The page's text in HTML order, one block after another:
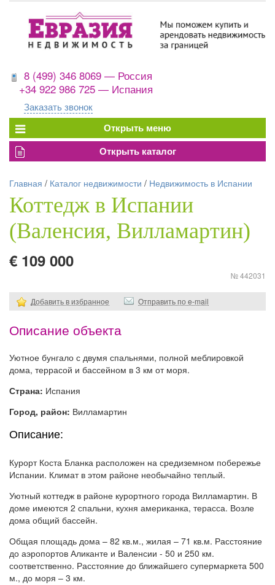
8 (499) 346 8069 — Россия
+34 922 986 725 — Испания
Заказать звонок
Главная / Каталог недвижимости / Недвижимость в Испании
Коттедж в Испании
(Валенсия, Вилламартин)
€ 109 000
№ 442031
Добавить в избранное Отправить по e-mail
Описание объекта
Уютное бунгало с двумя спальнями, полной меблировкой
дома, террасой и бассейном в 3 км от моря.
Страна: Испания
Город, район: Вилламартин
Описание:
Курорт Коста Бланка расположен на средиземном побережье
Испании. Климат в этом районе необычайно теплый.
Уютный коттедж в районе курортного города Вилламартин. В
доме имеются 2 спальни, кухня американка, терасса. Возле
дома общий бассейн.
Общая площадь дома – 82 кв.м., жилая – 71 кв.м. Расстояние
до аэропортов Аликанте и Валенсии - 50 и 250 км.
соответственно. Расстояние до ближайшего супермаркета 500
м., до моря – 3 км.